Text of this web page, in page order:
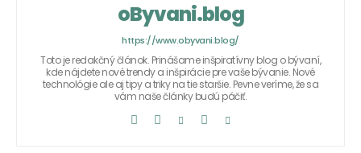
oByvani.blog
https://www.obyvani.blog/
Toto je redakčný článok. Prinášame inšpiratívny blog o bývaní,
kde nájdete nové trendy a inšpirácie pre vaše bývanie. Nové
technológie ale aj tipy a triky na tie staršie. Pevne veríme, že sa
vám naše články budú páčiť.